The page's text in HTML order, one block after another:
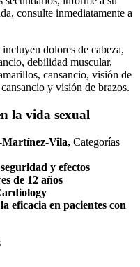
consulte inmediatamente a
dolores de cabeza,
debilidad muscular,
cansancio, visión de
y visión de brazos.
la vida sexual
Vila, Categorías
y efectos
de 12 años
eficacia en pacientes con